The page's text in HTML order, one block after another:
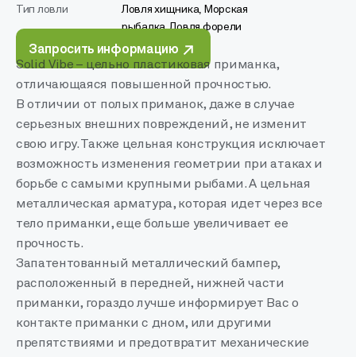
Тип ловли
Ловля хищника, Морская
рыбалка, Ловля форели
Запросить информацию
Solid Vibe – цельно пластиковая приманка,
отличающаяся повышенной прочностью.
В отличии от полых приманок, даже в случае
серьезных внешних повреждений, не изменит
свою игру. Также цельная конструкция исключает
возможность изменения геометрии при атаках и
борьбе с самыми крупными рыбами. А цельная
металлическая арматура, которая идет через все
тело приманки, еще больше увеличивает ее
прочность.
Запатентованный металлический бампер,
расположенный в передней, нижней части
приманки, гораздо лучше информирует Вас о
контакте приманки с дном, или другими
препятствиями и предотвратит механические